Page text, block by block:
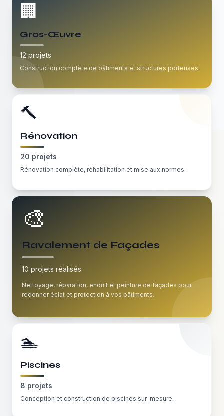
🏢
Gros-Œuvre
12 projets
Construction complète de bâtiments et structures porteuses.
🔨
Rénovation
20 projets
Rénovation complète, réhabilitation et mise aux normes.
🎨
Ravalement de Façades
10 projets réalisés
Nettoyage, réparation, enduit et peinture de façades pour
redonner éclat et protection à vos bâtiments.
🏊
Piscines
8 projets
Conception et construction de piscines sur-mesure.